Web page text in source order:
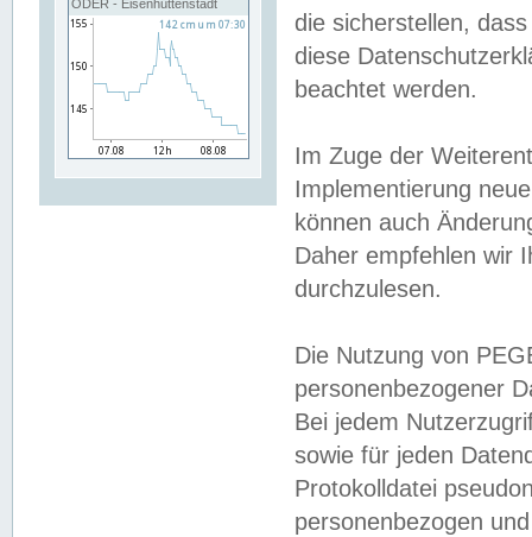
ODER - Eisenhüttenstadt
die sicherstellen,
diese
beachtet werden.
Im Zuge der
Implementierung
können auch
Daher empfehlen wir
durchzulesen.
Die Nutzung von
personenbezogener
Bei jedem
sowie für jeden
Protokolldatei
personenbezogen